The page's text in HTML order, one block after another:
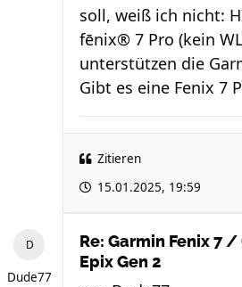
soll, weiß ich nicht:
fēnix® 7 Pro (kein
unterstützen die
Gibt es eine Fenix 7
Zitieren
15.01.2025, 19:59
Dude77
Re: Garmin Fenix 7
Epix Gen 2